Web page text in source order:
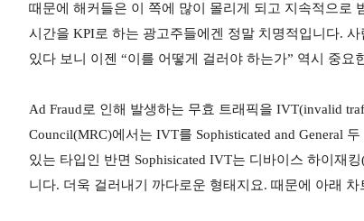
때문에 해커들은 이 쪽에 많이 몰리게 되고 지속적으로
시간을 KPI로 하는 광고주들에겐 정말 치명적입니다.
있다 보니 이젠 “이를 어떻게 걸러야 하는가” 역시 중요
Ad Fraud로 인해 발생하는 무효 트래픽을 IVT(invalid
Council(MRC)에서는 IVT를 Sophisticated and General
있는 타입인 반면 Sophisicated IVT는 디바이스 하이재
니다. 더욱 걸러내기 까다로운 형태지요. 때문에 아래